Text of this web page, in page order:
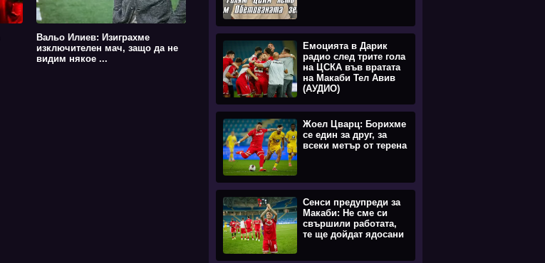
Вальо Илиев: Изиграхме
изключителен мач, защо да не
видим някое ...
Емоцията в Дарик
радио след трите гола
на ЦСКА във вратата
на Макаби Тел Авив
(АУДИО)
Жоел Цварц: Борихме
се един за друг, за
всеки метър от терена
Сенси предупреди за
Макаби: Не сме си
свършили работата,
те ще дойдат ядосани